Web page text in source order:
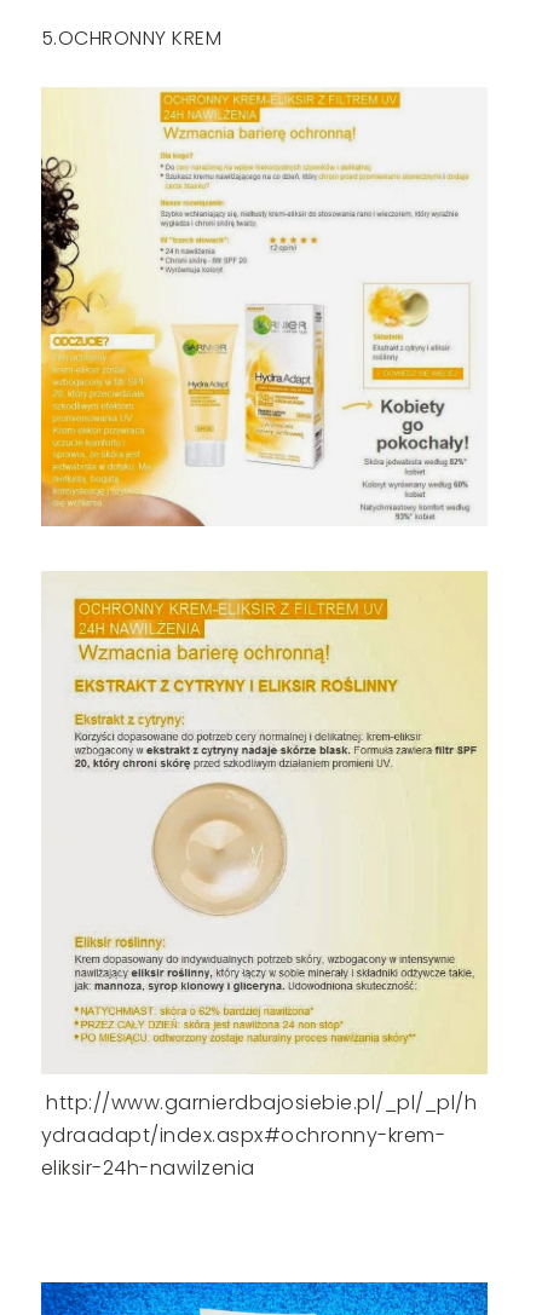
5.OCHRONNY KREM
http://www.garnierdbajosiebie.pl/_pl/_pl/h
ydraadapt/index.aspx#ochronny-krem-
eliksir-24h-nawilzenia